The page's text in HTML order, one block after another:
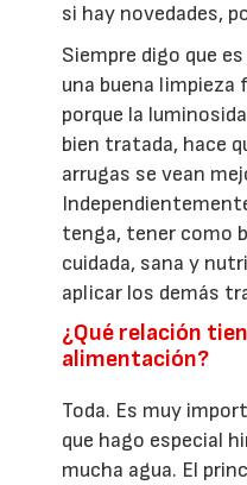
si hay novedades,
Siempre digo que
una buena
porque la
bien tratada, hace
arrugas se vean
tenga, tener como
cuidada, sana y
aplicar los demás
¿Qué relación
alimentación?
Toda. Es muy
que hago especial
mucha agua. El